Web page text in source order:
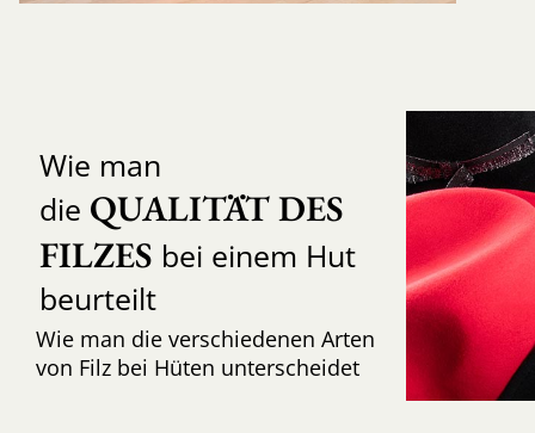
Wie man
die QUALITÄT DES
FILZES bei einem Hut
beurteilt
Wie man die verschiedenen Arten
von Filz bei Hüten unterscheidet